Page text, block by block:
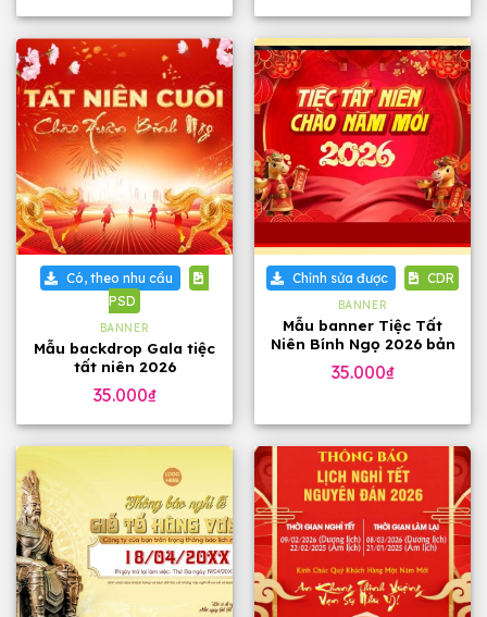
Có, theo nhu cầu
PSD
BANNER
Mẫu backdrop Gala tiệc
tất niên 2026
35.000₫
Chỉnh sửa được CDR
BANNER
Mẫu banner Tiệc Tất
Niên Bính Ngọ 2026 bản
corel
35.000₫